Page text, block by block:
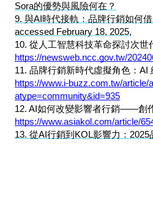
Sora的優勢與風險何在？
9. 與AI時代接軌：品牌行銷如何
accessed February 18, 2025,
10. 從人工智慧科技革命探討次
https://newsweb.ncc.gov.tw/
11. 品牌行銷新時代虛擬角色：AI
https://www.i-buzz.com.tw/article/
atype=community&id=935
12. AI如何改變影響者行銷——創
https://www.asiakol.com/article/
13. 從AI行銷到KOL影響力：